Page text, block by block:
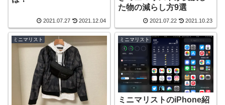
2021.07.27 2021.12.04
た物の減らし方9選
2021.07.22 2021.10.23
ミニマリスト ミニマリスト
ミニマリストのiPhone紹